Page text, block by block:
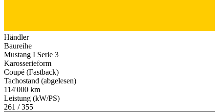
Händler
Baureihe
Mustang I Serie 3
Karosserieform
Coupé (Fastback)
Tachostand (abgelesen)
114'000 km
Leistung (kW/PS)
261 / 355